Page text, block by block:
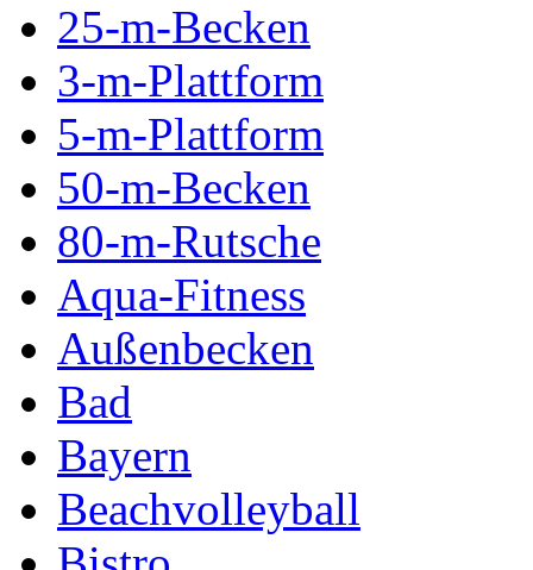
25-m-Becken
3-m-Plattform
5-m-Plattform
50-m-Becken
80-m-Rutsche
Aqua-Fitness
Außenbecken
Bad
Bayern
Beachvolleyball